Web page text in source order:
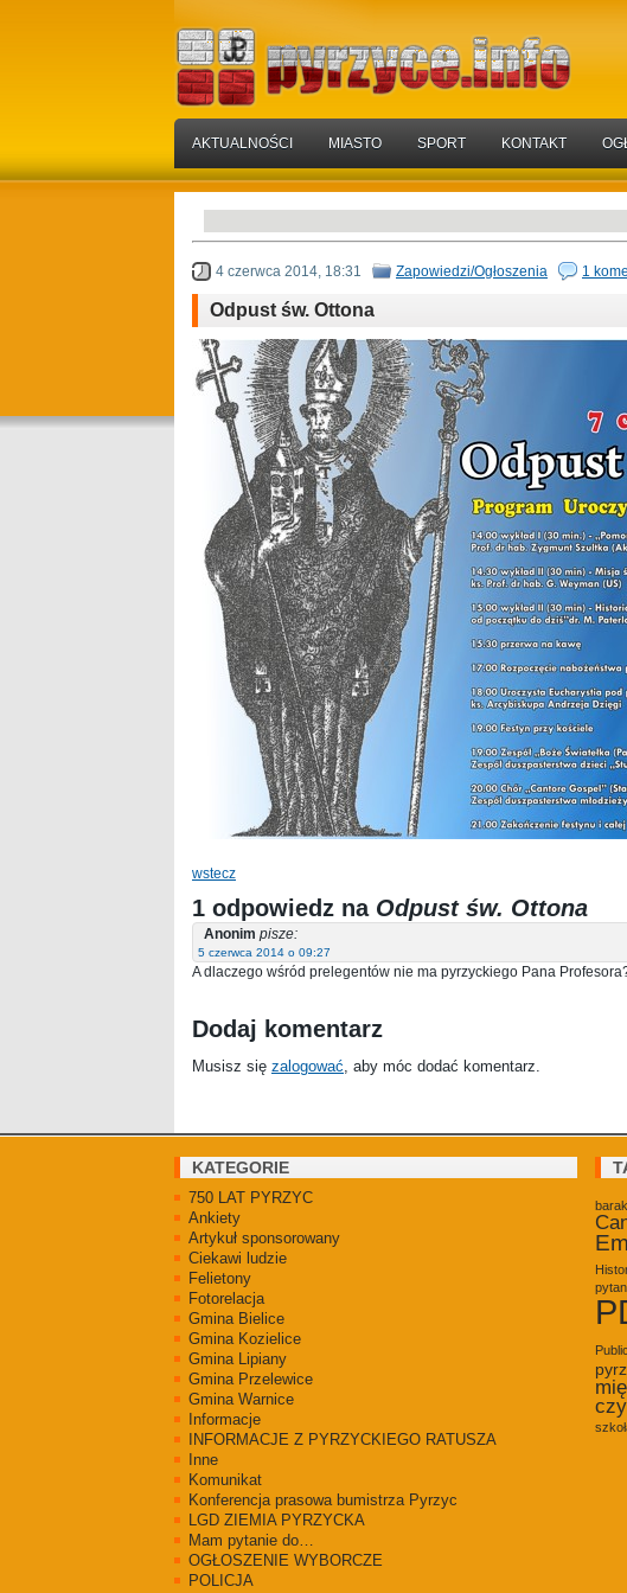
AKTUALNOŚCI MIASTO SPORT KONTAKT
4 czerwca 2014, 18:31 Zapowiedzi/Ogłoszenia 1
Odpust św. Ottona
wstecz
1 odpowiedz na Odpust św. Ottona
Anonim pisze:
5 czerwca 2014 o 09:27
A dlaczego wśród prelegentów nie ma pyrzyckiego Pana
Dodaj komentarz
Musisz się zalogować , aby móc dodać komentarz.
KATEGORIE
750 LAT PYRZYC
Ankiety
Artykuł sponsorowany
Ciekawi ludzie
Felietony
Fotorelacja
Gmina Bielice
Gmina Kozielice
Gmina Lipiany
Gmina Przelewice
Gmina Warnice
Informacje
INFORMACJE Z PYRZYCKIEGO RATUSZA
Inne
Komunikat
Konferencja prasowa bumistrza Pyrzyc
LGD ZIEMIA PYRZYCKA
Mam pytanie do…
OGŁOSZENIE WYBORCZE
POLICJA